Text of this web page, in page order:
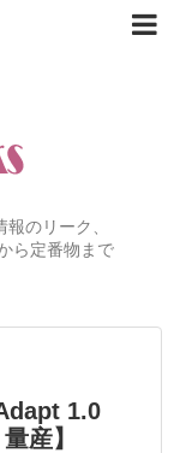
のリーク、
ら定番物まで
1.0
産】